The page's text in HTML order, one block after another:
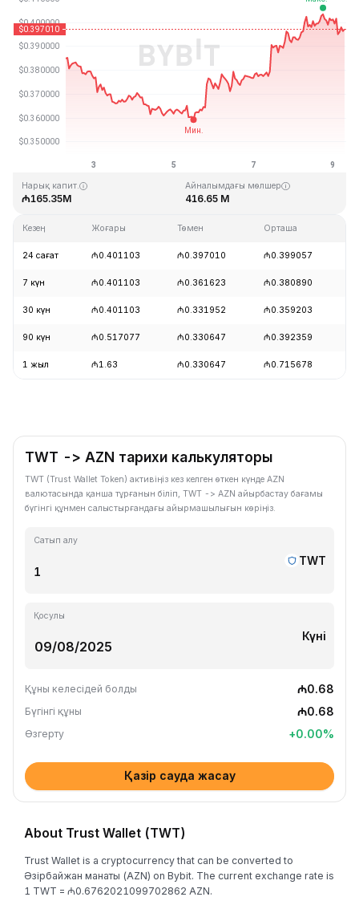
Соңғы жаңарту: 2026-08-09, 06:53 GMT+0
Нарық капит.
₼165.35M
Айналымдағы мөлшер
416.65 M
Кезең Жоғары Төмен Орташа
24 сағат ₼0.401103 ₼0.397010 ₼0.399057
7 күн ₼0.401103 ₼0.361623 ₼0.380890
30 күн ₼0.401103 ₼0.331952 ₼0.359203
90 күн ₼0.517077 ₼0.330647 ₼0.392359
1 жыл ₼1.63 ₼0.330647 ₼0.715678
TWT -> AZN тарихи калькуляторы
TWT (Trust Wallet Token) активіңіз кез келген өткен күнде AZN
валютасында қанша тұрғанын біліп, TWT -> AZN айырбастау бағамы
бүгінгі құнмен салыстырғандағы айырмашылығын көріңіз.
Сатып алу
TWT
Қосулы
Күні
Құны келесідей болды ₼0.68
Бүгінгі құны ₼0.68
Өзгерту +0.00%
Қазір сауда жасау
About Trust Wallet (TWT)
Trust Wallet is a cryptocurrency that can be converted to
Әзірбайжан манаты (AZN) on Bybit. The current exchange rate is
1 TWT = ₼0.6762021099702862 AZN.